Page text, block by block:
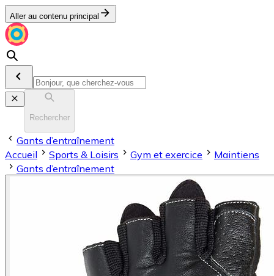
Aller au contenu principal
Rechercher
Gants d’entraînement
Accueil
Sports & Loisirs Gym et exercice
Maintiens
Gants d’entraînement